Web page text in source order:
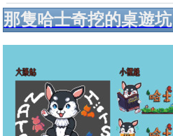
那隻哈士奇挖的桌遊坑